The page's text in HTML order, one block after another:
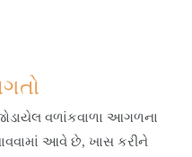
વળાંકવાળા આગળના
આવે છે, ખાસ કરીને